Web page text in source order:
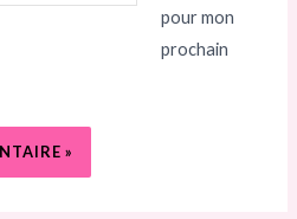
pour mon
prochain